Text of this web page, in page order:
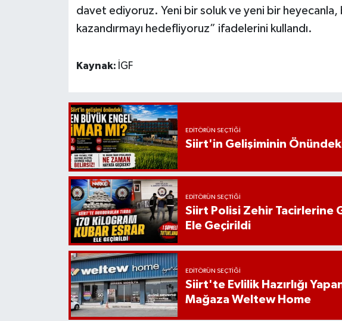
davet ediyoruz. Yeni bir soluk ve yeni bir heyecanla,
kazandırmayı hedefliyoruz” ifadelerini kullandı.
Kaynak: İGF
EDITÖRÜN SEÇTIĞI
Siirt'in Gelişiminin Önündeki
EDITÖRÜN SEÇTIĞI
Siirt Polisi Zehir Tacirlerine
Ele Geçirildi
EDITÖRÜN SEÇTIĞI
Siirt'te Evlilik Hazırlığı
Mağaza Weltew Home